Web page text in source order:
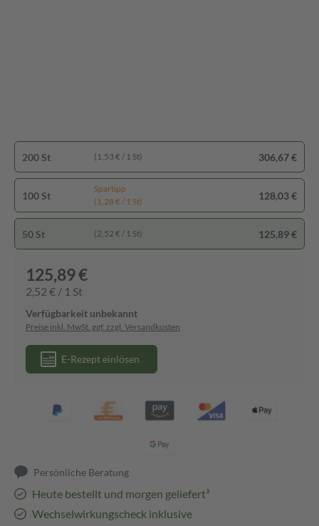
200 St (1,53 € / 1 St) 306,67 €
100 St
Spartipp
(1,28 € / 1 St)
128,03 €
50 St (2,52 € / 1 St) 125,89 €
125,89 €
2,52 € / 1 St
Verfügbarkeit unbekannt
Preise inkl. MwSt. ggf. zzgl. Versandkosten
E-Rezept einlösen
Persönliche Beratung
Heute bestellt und morgen geliefert³
Wechselwirkungscheck inklusive